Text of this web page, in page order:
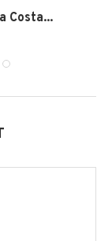
Costa...